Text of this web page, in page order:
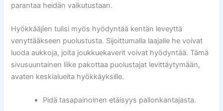
parantaa heidän vaikutustaan.
Hyökkääjien tulisi myös hyödyntää kentän leveyttä
venyttääkseen puolustusta. Sijoittumalla laajalle he voivat
luoda aukkoja, joita joukkuekaverit voivat hyödyntää. Tämä
sivusuuntainen liike pakottaa puolustajat levittäytymään,
avaten keskialueita hyökkäyksille.
Pidä tasapainoinen etäisyys pallonkantajasta.